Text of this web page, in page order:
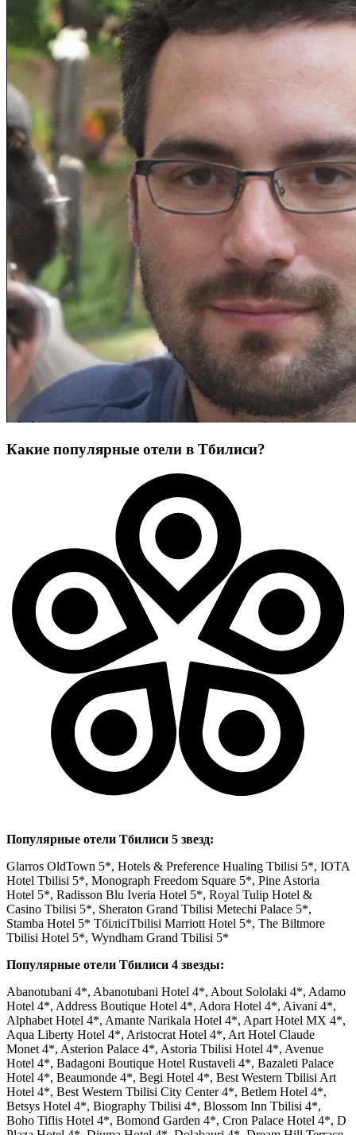
Какие популярные отели в Тбилиси?
Популярные отели Тбилиси 5 звезд:
Glarros OldTown 5*, Hotels & Preference Hualing Tbilisi 5*, IOTA
Hotel Tbilisi 5*, Monograph Freedom Square 5*, Pine Astoria
Hotel 5*, Radisson Blu Iveria Hotel 5*, Royal Tulip Hotel &
Casino Tbilisi 5*, Sheraton Grand Tbilisi Metechi Palace 5*,
Stamba Hotel 5* ТбілісіTbilisi Marriott Hotel 5*, The Biltmore
Tbilisi Hotel 5*, Wyndham Grand Tbilisi 5*
Популярные отели Тбилиси 4 звезды:
Abanotubani 4*, Abanotubani Hotel 4*, About Sololaki 4*, Adamo
Hotel 4*, Address Boutique Hotel 4*, Adora Hotel 4*, Aivani 4*,
Alphabet Hotel 4*, Amante Narikala Hotel 4*, Apart Hotel MX 4*,
Aqua Liberty Hotel 4*, Aristocrat Hotel 4*, Art Hotel Claude
Monet 4*, Asterion Palace 4*, Astoria Tbilisi Hotel 4*, Avenue
Hotel 4*, Badagoni Boutique Hotel Rustaveli 4*, Bazaleti Palace
Hotel 4*, Beaumonde 4*, Begi Hotel 4*, Best Western Tbilisi Art
Hotel 4*, Best Western Tbilisi City Center 4*, Betlem Hotel 4*,
Betsys Hotel 4*, Biography Tbilisi 4*, Blossom Inn Tbilisi 4*,
Boho Tiflis Hotel 4*, Bomond Garden 4*, Cron Palace Hotel 4*, D